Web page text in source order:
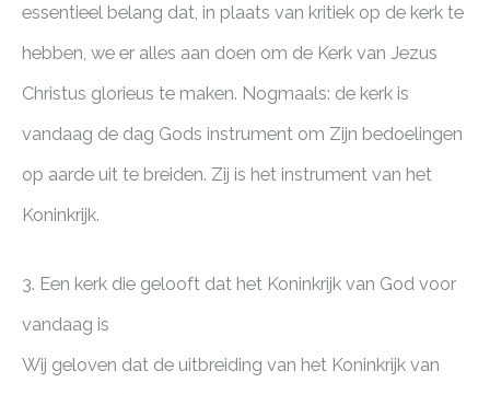
essentieel belang dat, in plaats van kritiek op de kerk te
hebben, we er alles aan doen om de Kerk van Jezus
Christus glorieus te maken. Nogmaals: de kerk is
vandaag de dag Gods instrument om Zijn bedoelingen
op aarde uit te breiden. Zij is het instrument van het
Koninkrijk.
3. Een kerk die gelooft dat het Koninkrijk van God voor
vandaag is
Wij geloven dat de uitbreiding van het Koninkrijk van